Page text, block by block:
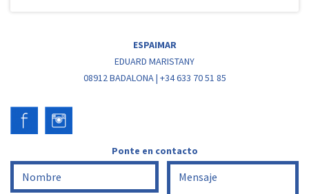
ESPAIMAR
EDUARD MARISTANY
08912 BADALONA | +34 633 70 51 85
Ponte en contacto